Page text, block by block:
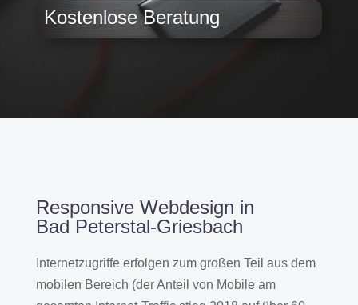
Kostenlose Beratung
Responsive Webdesign in
Bad Peterstal-Griesbach
Internetzugriffe erfolgen zum großen Teil aus dem
mobilen Bereich (der Anteil von Mobile am